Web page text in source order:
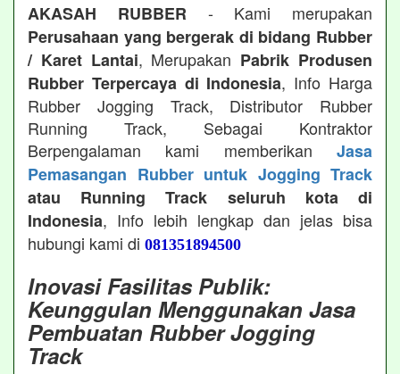
AKASAH RUBBER - Kami merupakan
Perusahaan yang bergerak di bidang Rubber
/ Karet Lantai, Merupakan Pabrik Produsen
Rubber Terpercaya di Indonesia, Info Harga
Rubber Jogging Track, Distributor Rubber
Running Track, Sebagai Kontraktor
Berpengalaman kami memberikan Jasa
Pemasangan Rubber untuk Jogging Track
atau Running Track seluruh kota di
Indonesia, Info lebih lengkap dan jelas bisa
hubungi kami di 081351894500
Inovasi Fasilitas Publik:
Keunggulan Menggunakan Jasa
Pembuatan Rubber Jogging
Track